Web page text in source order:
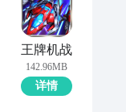
王牌机战
142.96MB
详情